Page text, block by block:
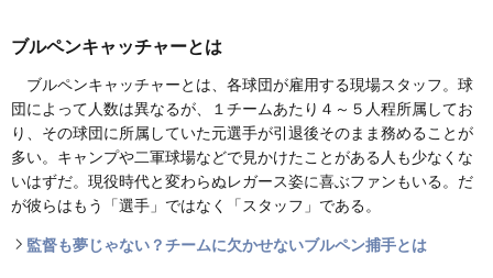
ブルペンキャッチャーとは
ブルペンキャッチャーとは、各球団が雇用する現場スタッフ。球
団によって人数は異なるが、１チームあたり４～５人程所属してお
り、その球団に所属していた元選手が引退後そのまま務めることが
多い。キャンプや二軍球場などで見かけたことがある人も少なくな
いはずだ。現役時代と変わらぬレガース姿に喜ぶファンもいる。だ
が彼らはもう「選手」ではなく「スタッフ」である。
監督も夢じゃない？チームに欠かせないブルペン捕手とは